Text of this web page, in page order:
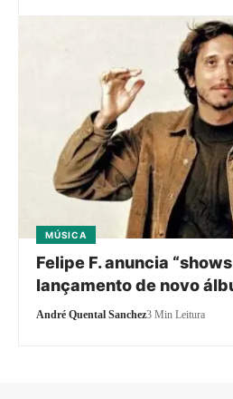
MÚSICA
Felipe F. anuncia
lançamento de novo
André Quental Sanchez3 Min Leitura